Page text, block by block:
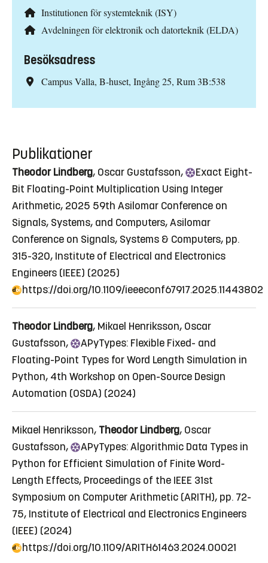
Institutionen för systemteknik (ISY)
Avdelningen för elektronik och datorteknik (ELDA)
Besöksadress
Campus Valla, B-huset, Ingång 25, Rum 3B:538
Publikationer
Theodor Lindberg, Oscar Gustafsson, Exact Eight-
Bit Floating-Point Multiplication Using Integer
Arithmetic, 2025 59th Asilomar Conference on
Signals, Systems, and Computers, Asilomar
Conference on Signals, Systems & Computers, pp.
315-320, Institute of Electrical and Electronics
Engineers (IEEE) (2025)
https://doi.org/10.1109/ieeeconf67917.2025.11443802
Theodor Lindberg, Mikael Henriksson, Oscar
Gustafsson,
APyTypes: Flexible Fixed- and
Floating-Point Types for Word Length Simulation in
Python, 4th Workshop on Open-Source Design
Automation (OSDA) (2024)
Mikael Henriksson, Theodor Lindberg, Oscar
Gustafsson,
APyTypes:Algorithmic Data Types in
Python for Efficient Simulation of Finite Word-
Length Effects, Proceedings of the IEEE 31st
Symposium on Computer Arithmetic (ARITH), pp. 72-
75, Institute of Electrical and Electronics Engineers
(IEEE) (2024)
https://doi.org/10.1109/ARITH61463.2024.00021